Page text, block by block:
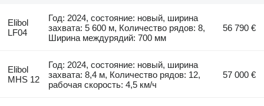
Elibol
LF04
Год: 2024, состояние: новый, ширина
захвата: 5 600 м, Количество рядов: 8,
Ширина междурядий: 700 мм
56 790 €
Elibol
MHS 12
Год: 2024, состояние: новый, ширина
захвата: 8,4 м, Количество рядов: 12,
рабочая скорость: 4,5 км/ч
57 000 €